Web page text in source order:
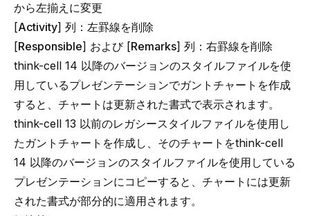
から左揃えに変更
[Activity] 列：左罫線を削除
[Responsible] および [Remarks] 列：右罫線を削除
think-cell 14 以降のバージョンのスタイルファイルを使
用しているプレゼンテーションでガントチャートを作成
すると、チャートは更新された書式で表示されます。
think-cell 13 以前のレガシースタイルファイルを使用し
たガントチャートを作成し、そのチャートをthink-cell
14 以降のバージョンのスタイルファイルを使用している
プレゼンテーションにコピーすると、チャートには更新
された書式が部分的に適用されます。